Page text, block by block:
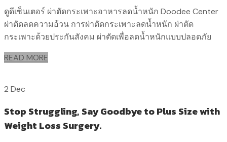
ดูดีเซ็นเตอร์ ผ่าตัดกระเพาะอาหารลดน้ำหนัก Doodee Center
ผ่าตัดลดความอ้วน การผ่าตัดกระเพาะลดน้ำหนัก ผ่าตัด
กระเพาะด้วยประกันสังคม ผ่าตัดเพื่อลดน้ำหนักแบบปลอดภัย
READ MORE
2 Dec
Stop Struggling, Say Goodbye to Plus Size with
Weight Loss Surgery.